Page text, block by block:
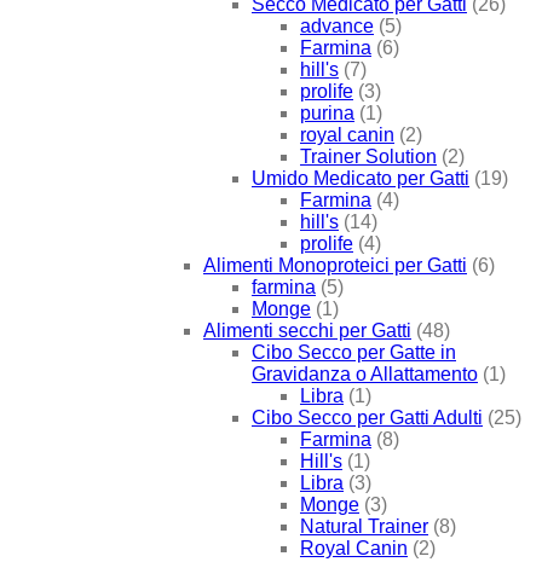
Secco Medicato per Gatti (26)
advance (5)
Farmina (6)
hill's (7)
prolife (3)
purina (1)
royal canin (2)
Trainer Solution (2)
Umido Medicato per Gatti (19)
Farmina (4)
hill's (14)
prolife (4)
Alimenti Monoproteici per Gatti (6)
farmina (5)
Monge (1)
Alimenti secchi per Gatti (48)
Cibo Secco per Gatte in
Gravidanza o Allattamento (1)
Libra (1)
Cibo Secco per Gatti Adulti (25)
Farmina (8)
Hill's (1)
Libra (3)
Monge (3)
Natural Trainer (8)
Royal Canin (2)